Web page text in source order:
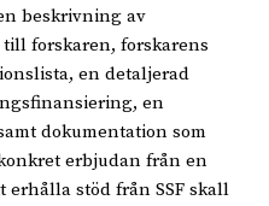
beskrivning av
forskaren, forskarens
en detaljerad
en
dokumentation som
erbjudan från en
erhålla stöd från SSF skall